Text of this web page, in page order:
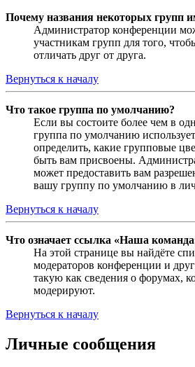
Почему названия некоторых групп
Администратор конференции
участникам групп для того,
отличать друг от друга.
Вернуться к началу
Что такое группа по умолчанию?
Если вы состоите более чем в
группа по умолчанию
определить, какие групповые
быть вам присвоены.
может предоставить вам
вашу группу по умолчанию в
Вернуться к началу
Что означает ссылка «Наша
На этой странице вы найдёте
модераторов конференции и
такую как сведения о форумах,
модерируют.
Вернуться к началу
Личные сообщения